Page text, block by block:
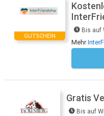
GUTSCHEIN
Bis auf
Mehr
Gratis
Bis auf